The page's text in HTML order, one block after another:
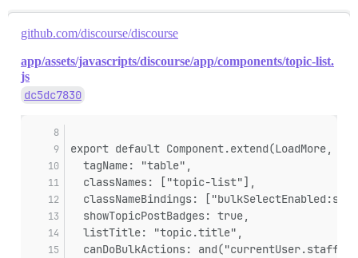
github.com/discourse/discourse
app/assets/javascripts/discourse/app/components/topic-list.
js
dc5dc7830
export default Component.extend(LoadMore, {
  tagName: "table",
  classNames: ["topic-list"],
classNameBindings:
  showTopicPostBadges: true,
  listTitle: "topic.title",
canDoBulkActions: and("currentUser.staff",